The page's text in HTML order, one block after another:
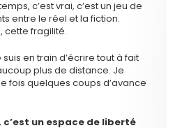
c’est vrai, c’est un jeu de
entre le réel et la fiction.
cette fragilité.
en train d’écrire tout à fait
plus de distance. Je
fois quelques coups d’avance
c’est un espace de liberté